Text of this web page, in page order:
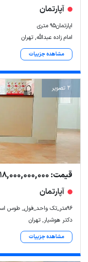
آپارتمان
اپارتمان۹۵ متری
امام زاده عبدالله, تهران
مشاهده جزییات
2 تصویر
قیمت: 18,000,000,000 تومان
آپارتمان
96متر_تک واحد_فول_ طوس استادمعین
دکتر هوشیار, تهران
مشاهده جزییات